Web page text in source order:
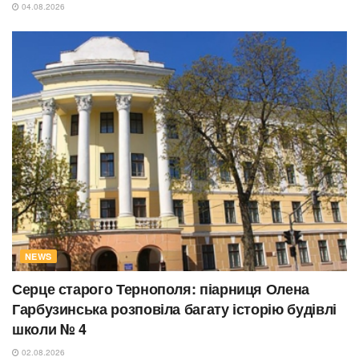
04.08.2026
NEWS
Серце старого Тернополя: піарниця Олена
Гарбузинська розповіла багату історію будівлі
школи № 4
02.08.2026